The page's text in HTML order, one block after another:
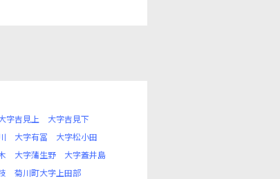
字吉見上
大字吉見下
大字有冨
大字松小田
大字蒲生野
大字蓋井島
菊川町大字上田部